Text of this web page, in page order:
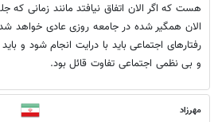
هست که اگر الان اتفاق نیافتد مانند زمانی که
الان همگیر شده در جامعه روزی عادی خواهد
رفتارهای اجتماعی باید با درایت انجام شود و
و بی نظمی اجتماعی تفاوت قائل بود.
مهرزاد